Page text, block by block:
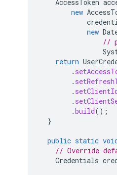
AccessToken
new
new
//
return
.
.
.
.
.build();
}
public static
// Override
Credentials